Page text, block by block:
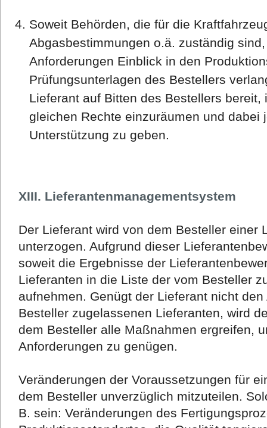
Soweit Behörden, die für die
Abgasbestimmungen o.ä. zuständig
Anforderungen Einblick in den
Prüfungsunterlagen des Bestellers
Lieferant auf Bitten des Bestellers
gleichen Rechte einzuräumen und dabei
Unterstützung zu geben.
XIII. Lieferantenmanagementsystem
Der Lieferant wird von dem Besteller einer
unterzogen. Aufgrund dieser
soweit die Ergebnisse der
Lieferanten in die Liste der vom Besteller
aufnehmen. Genügt der Lieferant nicht
Besteller zugelassenen Lieferanten, wird
dem Besteller alle Maßnahmen ergreifen,
Anforderungen zu genügen.
Veränderungen der Voraussetzungen für
dem Besteller unverzüglich mitzuteilen.
B. sein: Veränderungen des